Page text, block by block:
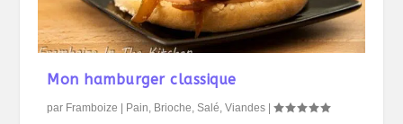
Mon hamburger classique
par Framboize | Pain, Brioche ,Salé ,Viandes |